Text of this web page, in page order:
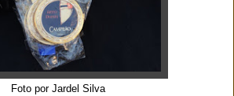
Foto por Jardel Silva